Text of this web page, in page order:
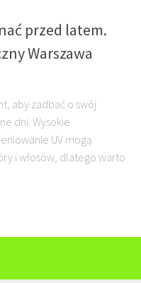
przed latem.
Warszawa
aby zadbać o swój
dni. Wysokie
UV mogą
i włosów, dlatego warto